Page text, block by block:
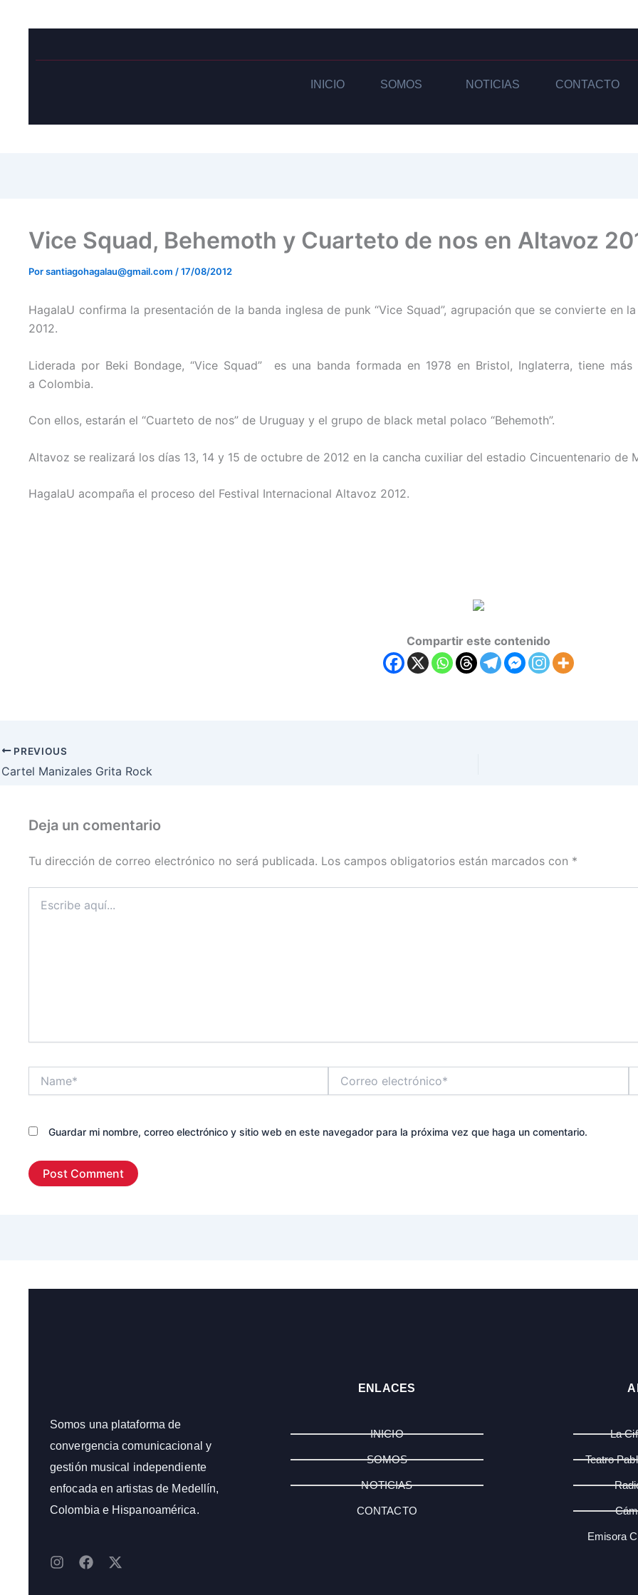
INICIO SOMOS NOTICIAS CONTACTO
Vice Squad, Behemoth y Cuarteto de nos en Altavoz
Porsantiagohagalau@gmail.com /17/08/2012
HagalaU confirma la presentación de la banda inglesa de punk “Vice Squad”, agrupación que se convierte en
2012.
Liderada por Beki Bondage, “Vice Squad” es una banda formada en 1978 en Bristol, Inglaterra, tiene
a Colombia.
Con ellos, estarán el “Cuarteto de nos” de Uruguay y el grupo de black metal polaco “Behemoth”.
Altavoz se realizará los días 13, 14 y 15 de octubre de 2012 en la cancha cuxiliar del estadio Cincuentenario de
HagalaU acompaña el proceso del Festival Internacional Altavoz 2012.
Compartir este contenido
PREVIOUS
Cartel Manizales Grita Rock
Deja un comentario
Tu dirección de correo electrónico no será publicada. Los campos obligatorios están marcados con *
aquí...
electrónico*
Guardar mi nombre, correo electrónico y sitio web en este navegador para la próxima vez que haga un comentario.
Somos una plataforma de
convergencia comunicacional y
gestión musical independiente
enfocada en artistas de Medellín,
Colombia e Hispanoamérica.
I
F
X
ENLACES
INICIO
SOMOS
NOTICIAS
CONTACTO
La
Teatro
Emisora